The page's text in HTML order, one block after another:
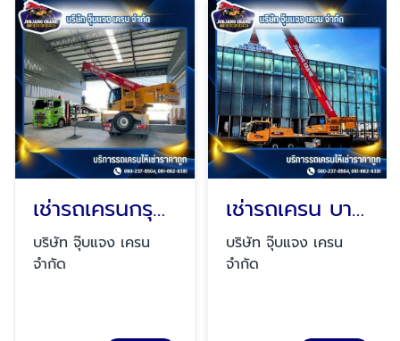
เช่ารถเครนกรุงเทพ
บริษัท จุ๊บแจง เครน
จำกัด
เช่ารถเครน บางบ่อ
บริษัท จุ๊บแจง เครน
จำกัด